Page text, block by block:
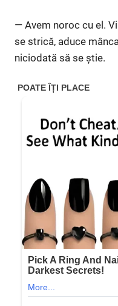
— Avem noroc cu el.
se strică, aduce
niciodată să se știe.